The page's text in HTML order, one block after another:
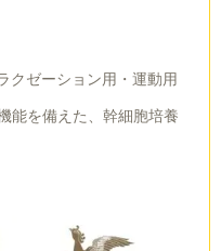
クゼーション用・運動用
えた、幹細胞培養